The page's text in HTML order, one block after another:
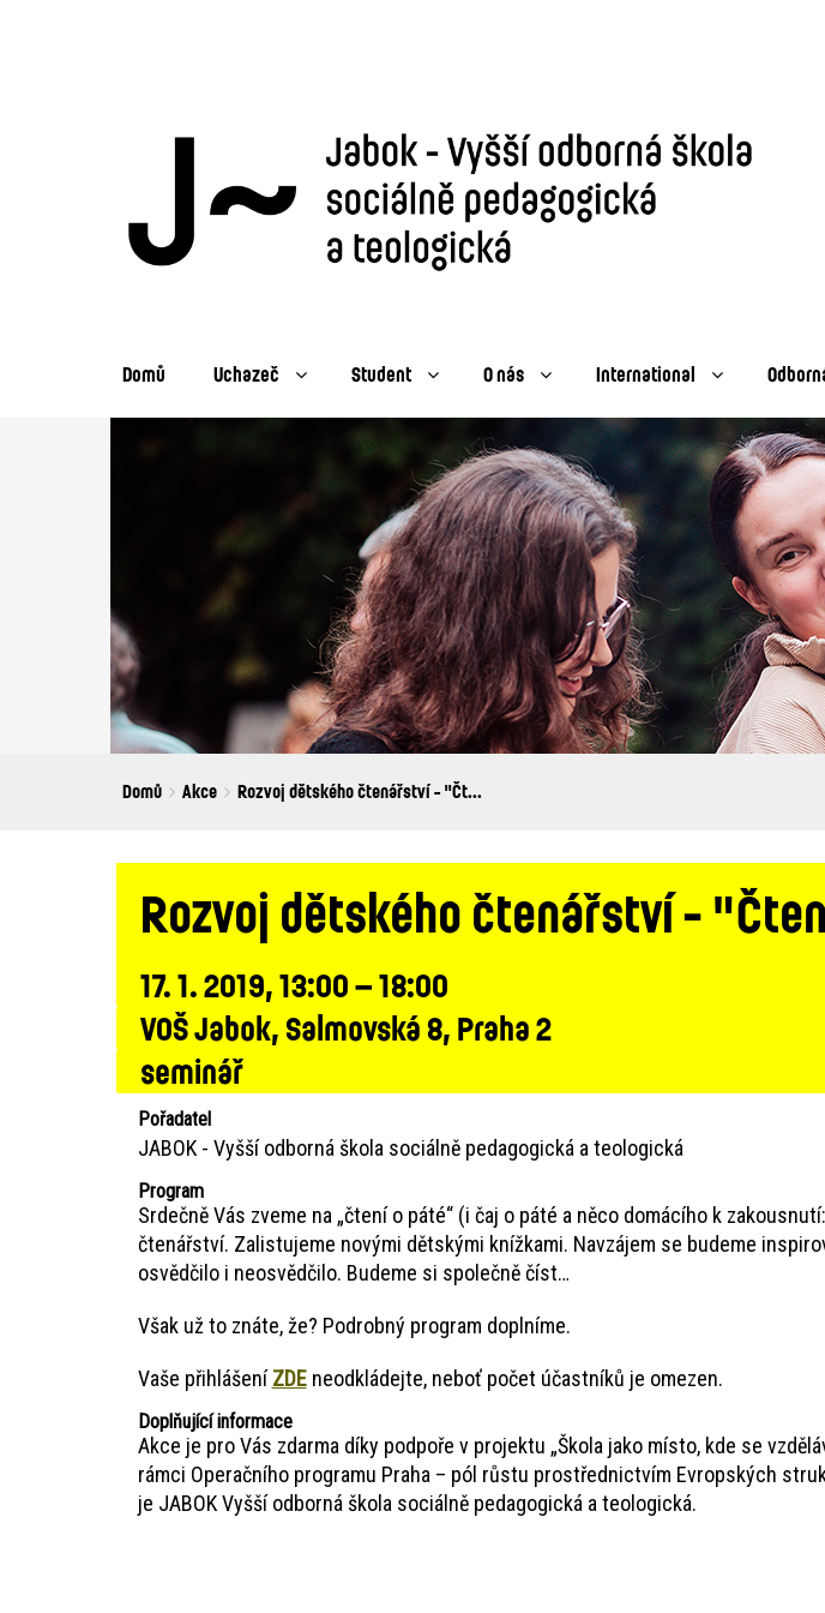
Domů Uchazeč Student O nás International
Breadcrumbs
You
Domů Akce Rozvoj dětského čtenářství - "Čt...
Rozvoj dětského čtenářství -
17. 1. 2019, 13:00 – 18:00
VOŠ Jabok, Salmovská 8, Praha 2
seminář
Pořadatel
JABOK - Vyšší odborná škola sociálně pedagogická a teologická
Program
Srdečně Vás zveme na „čtení o páté“ (i čaj o páté a něco domácího k
čtenářství. Zalistujeme novými dětskými knížkami. Navzájem se budeme
osvědčilo i neosvědčilo. Budeme si společně číst…
Však už to znáte, že? Podrobný program doplníme.
Vaše přihlášeníZDEneodkládejte, neboť počet účastníků je omezen.
Doplňující informace
Akce je pro Vás zdarma díky podpoře v projektu „Škola jako místo, kde se
rámci Operačního programu Praha – pól růstu prostřednictvím Evropských
je JABOK Vyšší odborná škola sociálně pedagogická a teologická.